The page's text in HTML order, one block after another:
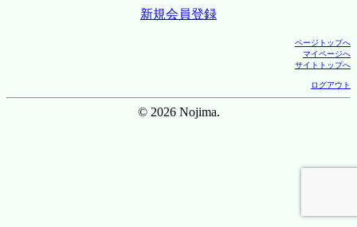
新規会員登録
ページトップへ
マイページへ
サイトトップへ
ログアウト
© 2026 Nojima.